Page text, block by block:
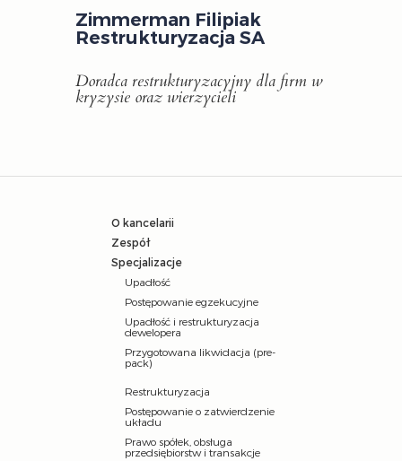
Zimmerman Filipiak
Restrukturyzacja SA
Doradca restrukturyzacyjny dla firm w
kryzysie oraz wierzycieli
O kancelarii
Zespół
Specjalizacje
Upadłość
Postępowanie egzekucyjne
Upadłość i restrukturyzacja
dewelopera
Przygotowana likwidacja (pre-
pack)
Restrukturyzacja
Postępowanie o zatwierdzenie
układu
Prawo spółek, obsługa
przedsiębiorstw i transakcje